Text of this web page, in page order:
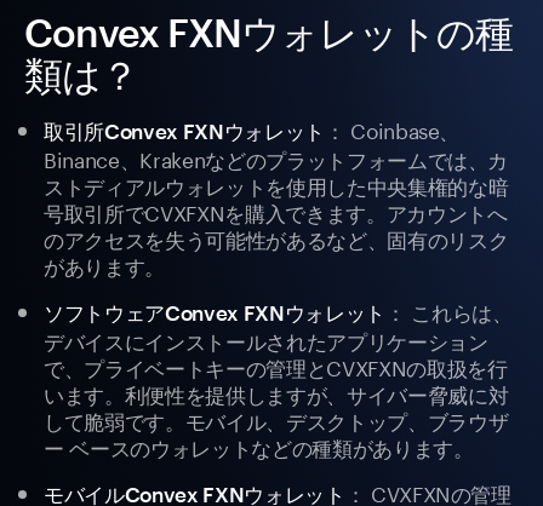
Convex FXNウォレットの種
類は？
取引所Convex FXNウォレット ： Coinbase、
Binance、Krakenなどのプラットフォームでは、カ
ストディアルウォレットを使用した中央集権的な暗
号取引所でCVXFXNを購入できます。アカウントへ
のアクセスを失う可能性があるなど、固有のリスク
があります。
ソフトウェアConvex FXNウォレット ： これらは、
デバイスにインストールされたアプリケーション
で、プライベートキーの管理とCVXFXNの取扱を行
います。利便性を提供しますが、サイバー脅威に対
して脆弱です。モバイル、デスクトップ、ブラウザ
ー ベースのウォレットなどの種類があります。
モバイルConvex FXNウォレット ： CVXFXNの管理